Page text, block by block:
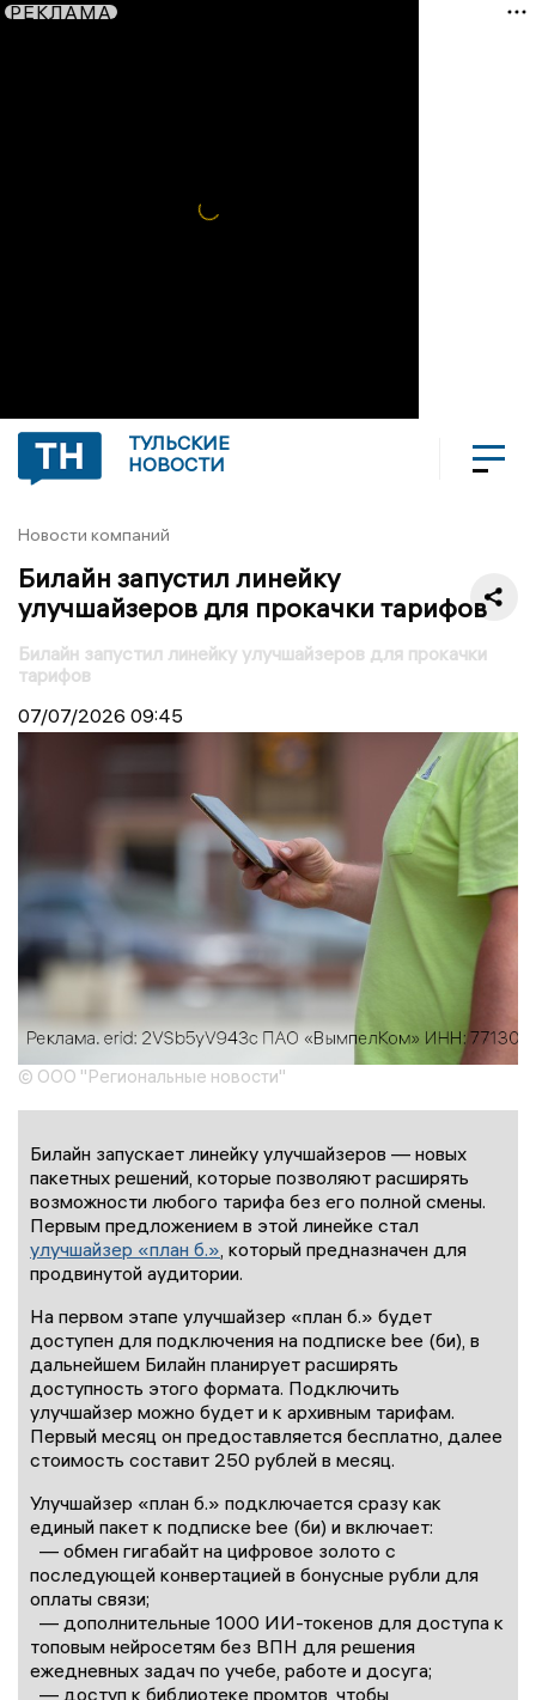
РЕКЛАМА
ТУЛЬСКИЕ
НОВОСТИ
Новости компаний
Билайн запустил линейку
улучшайзеров для прокачки тарифов
Билайн запустил линейку улучшайзеров для прокачки
тарифов
07/07/2026 09:45
© ООО "Региональные новости"
Билайн запускает линейку улучшайзеров — новых
пакетных решений, которые позволяют расширять
возможности любого тарифа без его полной смены.
Первым предложением в этой линейке стал
улучшайзер «план б.», который предназначен для
продвинутой аудитории.
На первом этапе улучшайзер «план б.» будет
доступен для подключения на подписке bee (би), в
дальнейшем Билайн планирует расширять
доступность этого формата. Подключить
улучшайзер можно будет и к архивным тарифам.
Первый месяц он предоставляется бесплатно, далее
стоимость составит 250 рублей в месяц.
Улучшайзер «план б.» подключается сразу как
единый пакет к подписке bee (би) и включает:
— обмен гигабайт на цифровое золото с
последующей конвертацией в бонусные рубли для
оплаты связи;
— дополнительные 1000 ИИ-токенов для доступа к
топовым нейросетям без ВПН для решения
ежедневных задач по учебе, работе и досуга;
— доступ к библиотеке промтов, чтобы